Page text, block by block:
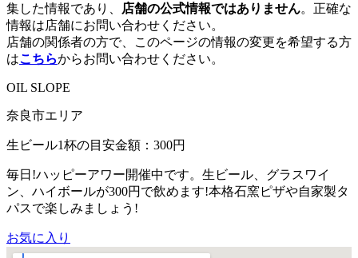
集した情報であり、
店舗の公式情報ではありません。正確な
情報は店舗にお問い合わせください。
店舗の関係者の方で、このページの情報の変更を希望する方
はこちらからお問い合わせください。
OIL SLOPE
奈良市エリア
生ビール1杯の目安金額：300円
毎日!ハッピーアワー開催中です。生ビール、グラスワイ
ン、ハイボールが300円で飲めます!本格石窯ピザや自家製タ
パスで楽しみましょう!
お気に入り